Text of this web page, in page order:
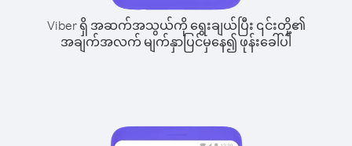
Viber ရှိ အဆက်အသွယ်ကို ရွေးချယ်ပြီး ၎င်းတို့၏
အချက်အလက် မျက်နှာပြင်မှနေ၍ ဖုန်းခေါ်ပါ